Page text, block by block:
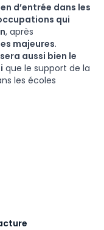
d’entrée dans les
qui
, après
majeures.
aussi bien le
que le support de la
les écoles